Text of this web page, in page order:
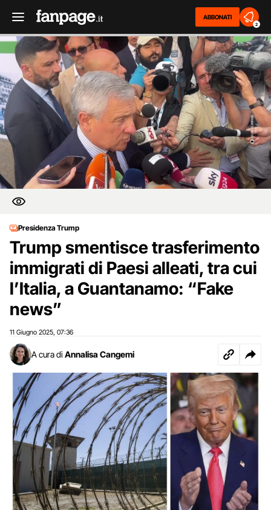
ABBONATI
2
Presidenza Trump
Trump smentisce trasferimento
immigrati di Paesi alleati, tra cui
l’Italia, a Guantanamo: “Fake
news”
11 Giugno 2025 07:36
A cura di Annalisa Cangemi